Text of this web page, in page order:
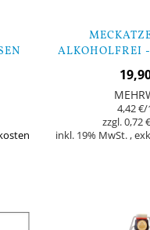
ALKOHOLFREI
4,42 €/
0,72 €
inkl. 19% MwSt.,